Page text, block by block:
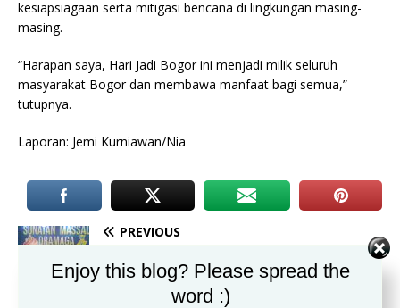
kesiapsiagaan serta mitigasi bencana di lingkungan masing-
masing.
“Harapan saya, Hari Jadi Bogor ini menjadi milik seluruh
masyarakat Bogor dan membawa manfaat bagi semua,”
tutupnya.
Laporan: Jemi Kurniawan/Nia
PREVIOUS
Sambut Hari Jadi Bogor ke-544
Enjoy this blog? Please spread the
word :)